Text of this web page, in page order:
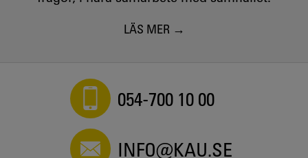
LÄS MER
054-700 10 00
INFO@KAU.SE